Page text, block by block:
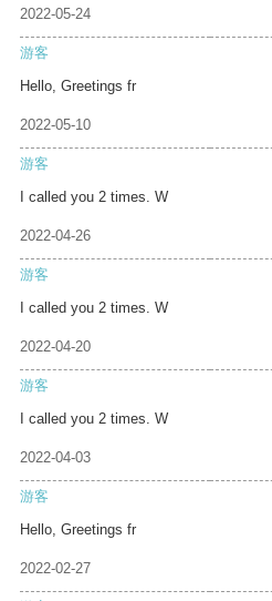
2022-05-24
游客
Hello, Greetings fr
2022-05-10
游客
I called you 2 times. W
2022-04-26
游客
I called you 2 times. W
2022-04-20
游客
I called you 2 times. W
2022-04-03
游客
Hello, Greetings fr
2022-02-27